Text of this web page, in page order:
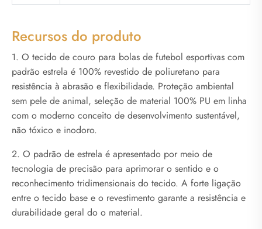
Recursos do produto
1. O tecido de couro para bolas de futebol esportivas com
padrão estrela é 100% revestido de poliuretano para
resistência à abrasão e flexibilidade. Proteção ambiental
sem pele de animal, seleção de material 100% PU em linha
com o moderno conceito de desenvolvimento sustentável,
não tóxico e inodoro.
2. O padrão de estrela é apresentado por meio de
tecnologia de precisão para aprimorar o sentido e o
reconhecimento tridimensionais do tecido. A forte ligação
entre o tecido base e o revestimento garante a resistência e
durabilidade geral do o material.